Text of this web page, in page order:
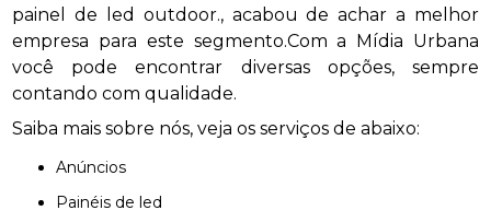
painel de led outdoor., acabou de achar a melhor
empresa para este segmento.Com a Mídia Urbana
você pode encontrar diversas opções, sempre
contando com qualidade.
Saiba mais sobre nós, veja os serviços de abaixo:
anúncios
painéis de led